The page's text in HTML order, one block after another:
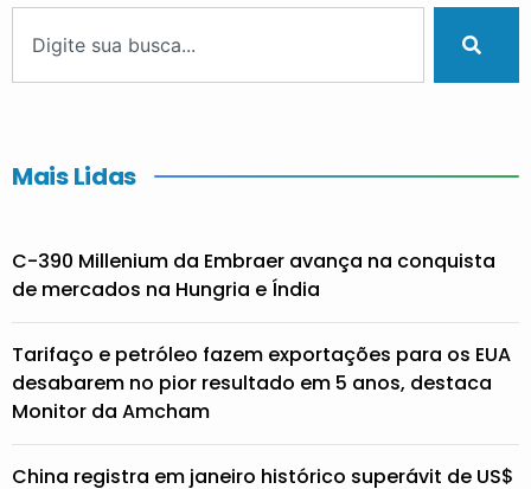
Mais Lidas
C-390 Millenium da Embraer avança na conquista
de mercados na Hungria e Índia
Tarifaço e petróleo fazem exportações para os EUA
desabarem no pior resultado em 5 anos, destaca
Monitor da Amcham
China registra em janeiro histórico superávit de US$